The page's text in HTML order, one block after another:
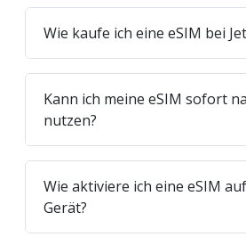
Wie kaufe ich eine eSIM bei
Kann ich meine eSIM sofort
nutzen?
Wie aktiviere ich eine eSIM
Gerät?